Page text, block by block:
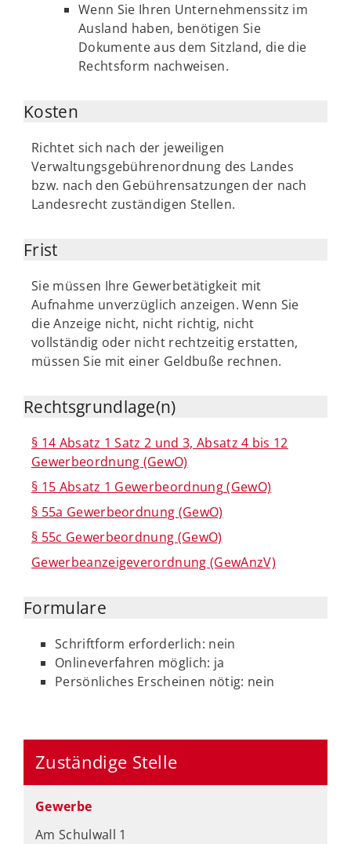
Wenn Sie Ihren Unternehmenssitz im
Ausland haben, benötigen Sie
Dokumente aus dem Sitzland, die die
Rechtsform nachweisen.
Kosten
Richtet sich nach der jeweiligen
Verwaltungsgebührenordnung des Landes
bzw. nach den Gebührensatzungen der nach
Landesrecht zuständigen Stellen.
Frist
Sie müssen Ihre Gewerbetätigkeit mit
Aufnahme unverzüglich anzeigen. Wenn Sie
die Anzeige nicht, nicht richtig, nicht
vollständig oder nicht rechtzeitig erstatten,
müssen Sie mit einer Geldbuße rechnen.
Rechtsgrundlage(n)
§ 14 Absatz 1 Satz 2 und 3, Absatz 4 bis 12
Gewerbeordnung (GewO)
§ 15 Absatz 1 Gewerbeordnung (GewO)
§ 55a Gewerbeordnung (GewO)
§ 55c Gewerbeordnung (GewO)
Gewerbeanzeigeverordnung (GewAnzV)
Formulare
Schriftform erforderlich: nein
Onlineverfahren möglich: ja
Persönliches Erscheinen nötig: nein
Zuständige Stelle
Gewerbe
Am Schulwall 1